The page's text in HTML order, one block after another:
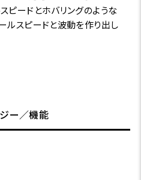
ピードとホバリングのような
ルスピードと波動を作り出し
ー／機能